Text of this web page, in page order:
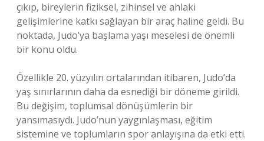
çıkıp, bireylerin fiziksel, zihinsel ve ahlaki
gelişimlerine katkı sağlayan bir araç haline geldi. Bu
noktada, Judo’ya başlama yaşı meselesi de önemli
bir konu oldu.
Özellikle 20. yüzyılın ortalarından itibaren, Judo’da
yaş sınırlarının daha da esnediği bir döneme girildi.
Bu değişim, toplumsal dönüşümlerin bir
yansımasıydı. Judo’nun yaygınlaşması, eğitim
sistemine ve toplumların spor anlayışına da etki etti.